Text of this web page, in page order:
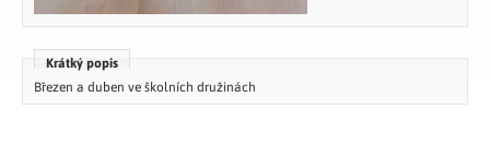
Krátký popis
Březen a duben ve školních družinách